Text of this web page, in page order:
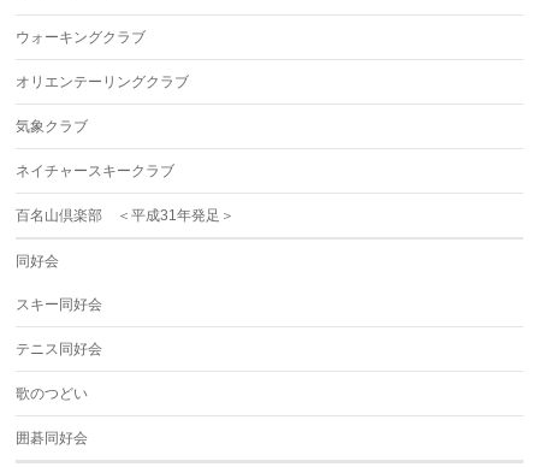
ウォーキングクラブ
オリエンテーリングクラブ
気象クラブ
ネイチャースキークラブ
百名山倶楽部 ＜平成31年発足＞
同好会
スキー同好会
テニス同好会
歌のつどい
囲碁同好会